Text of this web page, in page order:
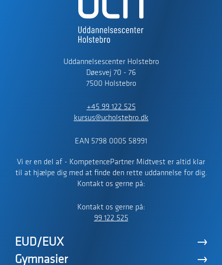
Uddannelsescenter Holstebro
Døesvej 70 - 76
7500 Holstebro
+45 99 122 525
kursus@ucholstebro.dk
EAN 5798 0005 58991
Vi er en del af - KompetencePartner Midtvest er altid klar
til at hjælpe dig med at finde den rette uddannelse for dig.
Kontakt os gerne på:
Kontakt os gerne på:
99 122 525
EUD/EUX
Gymnasier